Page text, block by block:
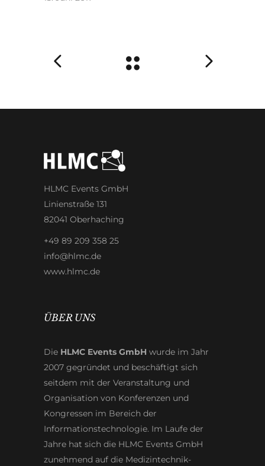
HLMC Events GmbH
Linienstraße 131
82041 Oberhaching
+49 89 209 358 25
info@hlmc.de
www.hlmc.de
ÜBER UNS
Die HLMC Events GmbH wurde im Jahr
2007 gegründet und beschäftigt sich
seitdem mit der Veranstaltung und
Organisation von Konferenzen und
Kongressen im Bereich der
Informationstechnologie. Im Laufe der
Jahre hat sich die HLMC Events GmbH
zunehmend auf die Medizintechnik-